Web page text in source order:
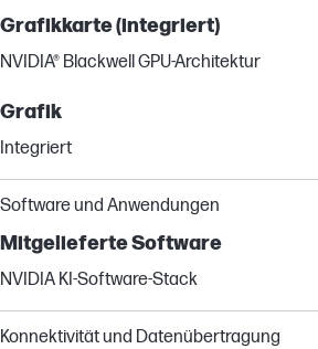
Grafikkarte (integriert)
NVIDIA® Blackwell GPU-Architektur
Grafik
Integriert
Software und Anwendungen
Mitgelieferte Software
NVIDIA KI-Software-Stack
Konnektivität und Datenübertragung